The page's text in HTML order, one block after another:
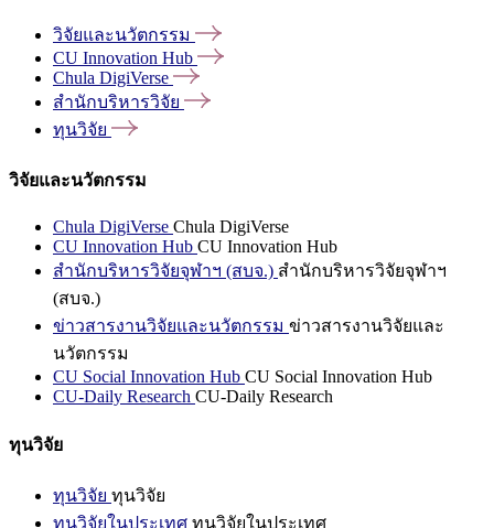
วิจัยและนวัตกรรม
CU Innovation Hub
Chula DigiVerse
สำนักบริหารวิจัย
ทุนวิจัย
วิจัยและนวัตกรรม
Chula DigiVerse Chula DigiVerse
CU Innovation Hub CU Innovation Hub
สำนักบริหารวิจัยจุฬาฯ (สบจ.) สำนักบริหารวิจัยจุฬาฯ
(สบจ.)
ข่าวสารงานวิจัยและนวัตกรรม ข่าวสารงานวิจัยและ
นวัตกรรม
CU Social Innovation Hub CU Social Innovation Hub
CU-Daily Research CU-Daily Research
ทุนวิจัย
ทุนวิจัย ทุนวิจัย
ทุนวิจัยในประเทศ ทุนวิจัยในประเทศ